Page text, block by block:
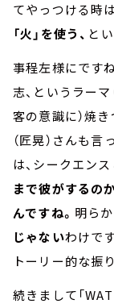
てやっつける時
「火」を使う、 と
事程左様にです
志、というラーマ
客の意識に）焼
（匠晃）さんも
は、シークエン
まで彼がするの
んですね。 明らか
じゃないわけで
トーリー的な振
続きまして「